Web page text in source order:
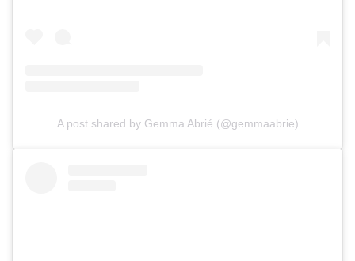
A post shared by Gemma Abrié (@gemmaabrie)